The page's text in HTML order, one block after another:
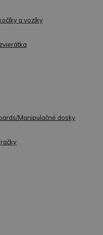
a vozíky
Manipulačné dosky